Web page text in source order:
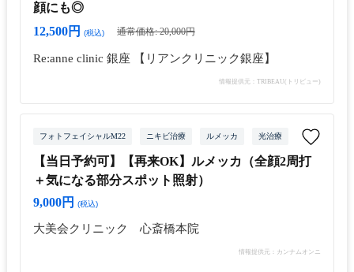
顔にも◎
12,500円
(税込) 通常価格: 20,000円
Re:anne clinic 銀座 【リアンクリニック銀座】
情報提供元：TRIBEAU(トリビュー)
フォトフェイシャルM22 ニキビ治療 ルメッカ 光治療
【当日予約可】【再来OK】ルメッカ（全顔2周打
＋気になる部分スポット照射）
9,000円
(税込)
大美会クリニック 心斎橋本院
情報提供元：カンナムオンニ